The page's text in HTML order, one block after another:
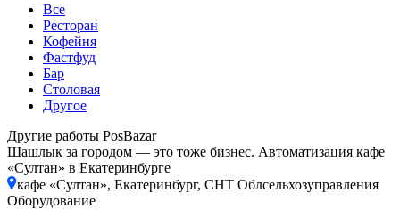
Все
Ресторан
Кофейня
Фастфуд
Бар
Столовая
Другое
Другие работы PosBazar
Шашлык за городом — это тоже бизнес. Автоматизация кафе
«Султан» в Екатеринбурге
кафе «Султан», Екатеринбург, СНТ Облсельхозуправления
Оборудование